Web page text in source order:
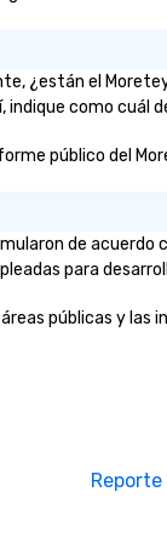
¿están el
indique como
público del
de acuerdo
para
públicas y las